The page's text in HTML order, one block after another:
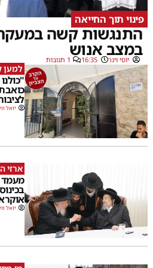
פינוי תוך החייאה
התנגשות קשה
במצב אנוש
יוסי וינר 16:35 1 תגובות
יואל
ארזי
מעמד
יואל